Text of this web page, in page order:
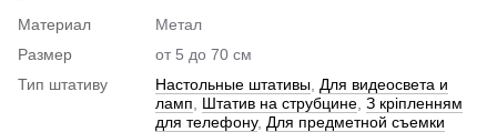
Материал
Метал
Размер
от 5 до 70 см
Тип штативу
Настольные штативы Для видеосвета и
ламп
Штатив на струбцине З кріпленням
для телефону, Для предметной съемки